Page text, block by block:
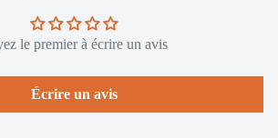
le premier à écrire un avis
Écrire un avis